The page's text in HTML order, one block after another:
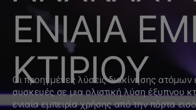
ΕΝΙΑΙΑ
ΚΤΙΡΙΟΥ
Οι προηγμένες λύσεις διακίνησης
συσκευές σε μια ολιστική λύση έξυπνου
ενιαία εμπειρία χρήσης από την πόρτα